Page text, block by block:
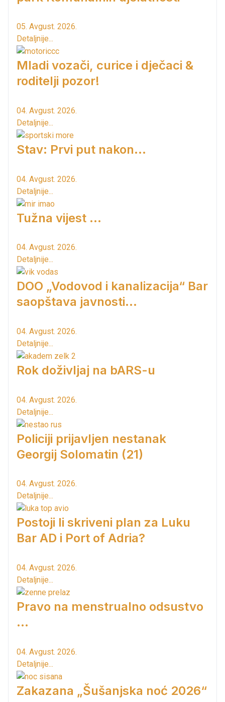
05. Avgust. 2026.
Detaljnije...
Mladi vozači, curice i dječaci &
roditelji pozor!
04. Avgust. 2026.
Detaljnije...
Stav: Prvi put nakon…
04. Avgust. 2026.
Detaljnije...
Tužna vijest ...
04. Avgust. 2026.
Detaljnije...
DOO „Vodovod i kanalizacija“ Bar
saopštava javnosti...
04. Avgust. 2026.
Detaljnije...
Rok doživljaj na bARS-u
04. Avgust. 2026.
Detaljnije...
Policiji prijavljen nestanak
Georgij Solomatin (21)
04. Avgust. 2026.
Detaljnije...
Postoji li skriveni plan za Luku
Bar AD i Port of Adria?
04. Avgust. 2026.
Detaljnije...
Pravo na menstrualno odsustvo
...
04. Avgust. 2026.
Detaljnije...
Zakazana „Šušanjska noć 2026“